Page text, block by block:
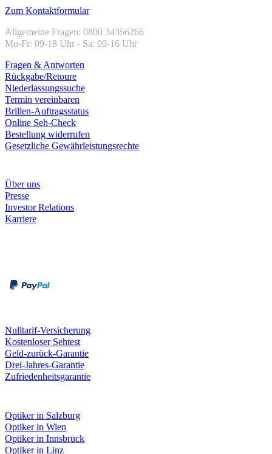
Zum Kontaktformular
Allgemeine Fragen: 0800 34356266
Mo-Fr: 09-18 Uhr - Sa: 09-16 Uhr
Fragen & Antworten
Rückgabe/Retoure
Niederlassungssuche
Termin vereinbaren
Brillen-Auftragsstatus
Online Seh-Check
Bestellung widerrufen
Gesetzliche Gewährleistungsrechte
Über uns
Presse
Investor Relations
Karriere
Nulltarif-Versicherung
Kostenloser Sehtest
Geld-zurück-Garantie
Drei-Jahres-Garantie
Zufriedenheitsgarantie
Optiker in Salzburg
Optiker in Wien
Optiker in Innsbruck
Optiker in Linz